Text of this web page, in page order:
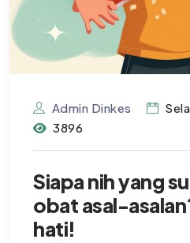
Admin Dinkes
3896
Siapa nih yang
obat asal-
hati!